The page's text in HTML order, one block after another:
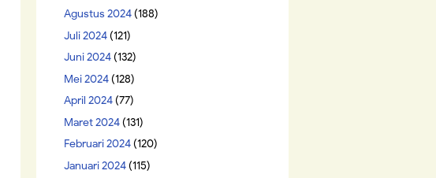
Agustus 2024(188)
Juli 2024(121)
Juni 2024(132)
Mei 2024(128)
April 2024(77)
Maret 2024(131)
Februari 2024(120)
Januari 2024(115)